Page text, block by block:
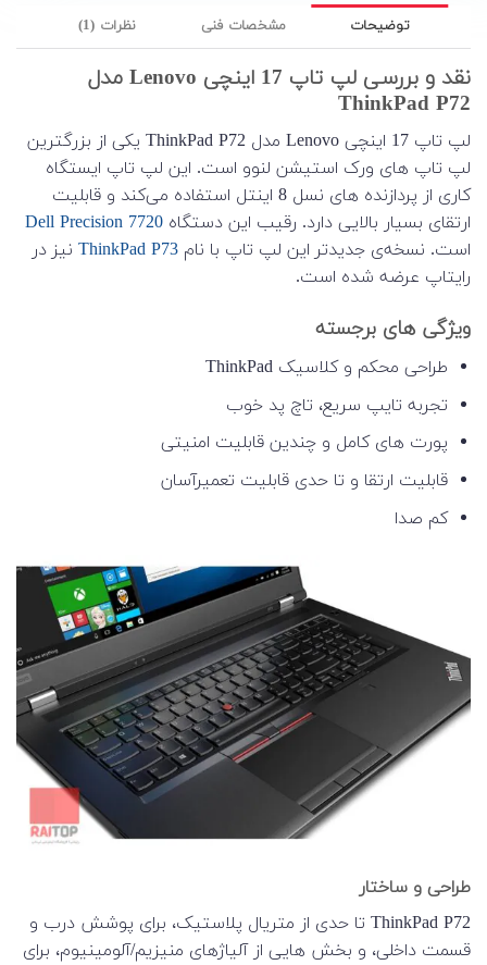
توضیحات مشخصات فنی نظرات (1)
نقد و بررسی لپ تاپ 17 اینچی Lenovo مدل
ThinkPad P72
لپ تاپ 17 اینچی Lenovo مدل ThinkPad P72 یکی از بزرگترین
لپ تاپ های ورک استیشن لنوو است. این لپ تاپ ایستگاه
کاری از پردازنده های نسل 8 اینتل استفاده می‌کند و قابلیت
ارتقای بسیار بالایی دارد. رقیب این دستگاه Dell Precision 7720
است. نسخه‌ی جدیدتر این لپ تاپ با نام ThinkPad P73 نیز در
رایتاپ عرضه شده است.
ویژگی های برجسته
طراحی محکم و کلاسیک ThinkPad
تجربه تایپ سریع، تاچ پد خوب
پورت های کامل و چندین قابلیت امنیتی
قابلیت ارتقا و تا حدی قابلیت تعمیرآسان
کم صدا
طراحی و ساختار
ThinkPad P72 تا حدی از متریال پلاستیک، برای پوشش درب و
قسمت داخلی، و بخش هایی از آلیاژهای منیزیم/آلومینیوم، برای